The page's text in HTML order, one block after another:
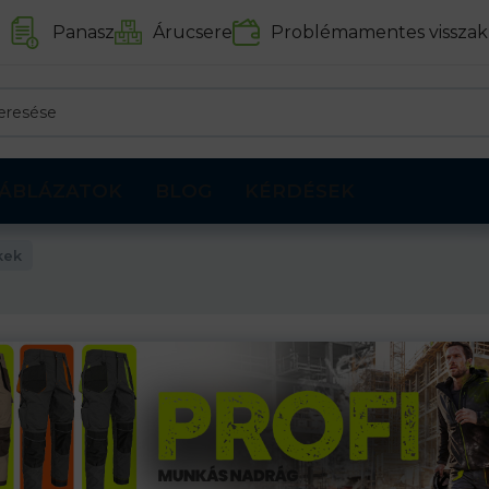
Panasz Árucsere Problémamentes